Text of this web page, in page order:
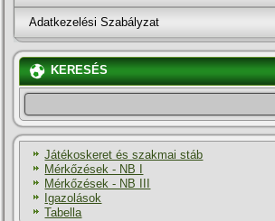
Adatkezelési Szabályzat
KERESÉS
Játékoskeret és szakmai stáb
Mérkőzések - NB I
Mérkőzések - NB III
Igazolások
Tabella